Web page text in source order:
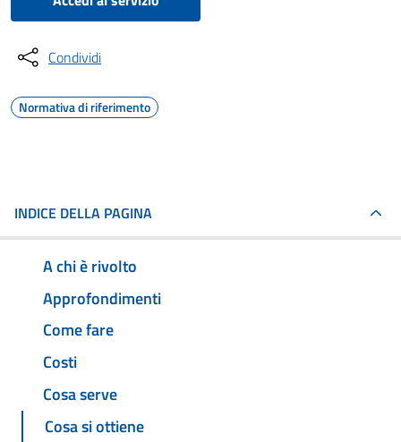
Condividi
Normativa di riferimento
INDICE DELLA PAGINA
A chi è rivolto
Approfondimenti
Come fare
Costi
Cosa serve
Cosa si ottiene